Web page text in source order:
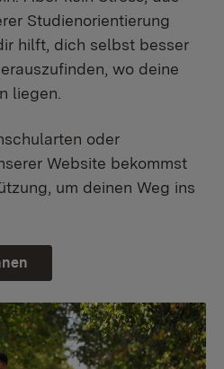
Studienorientierung
hilft, dich selbst besser
wo deine
liegen.
oder
Website bekommst
um deinen Weg ins